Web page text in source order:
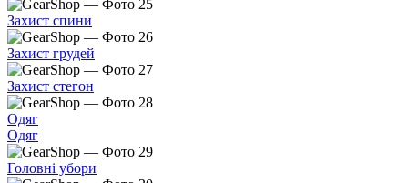
Захист спини
Захист грудей
Захист стегон
Одяг
Одяг
Головні убори